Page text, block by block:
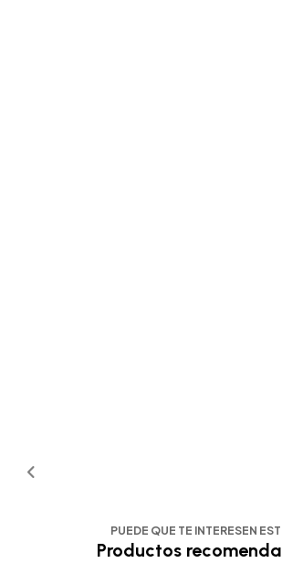
PUEDE QUE TE INTERESEN
Productos